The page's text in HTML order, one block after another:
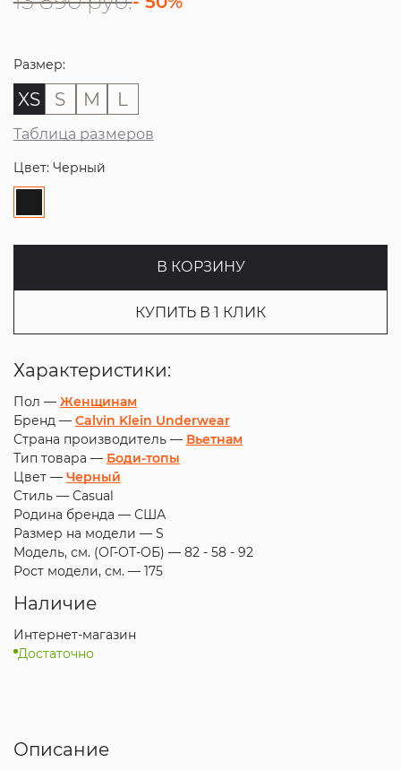
Размер:
XS S M L
Таблица размеров
Цвет: Черный
В КОРЗИНУ
КУПИТЬ В 1 КЛИК
Характеристики:
Пол — Женщинам
Бренд — Calvin Klein Underwear
Страна производитель — Вьетнам
Тип товара — Боди-топы
Цвет — Черный
Стиль — Casual
Родина бренда — США
Размер на модели — S
Модель, см. (ОГ-ОТ-ОБ) — 82 - 58 - 92
Рост модели, см. — 175
Наличие
Интернет-магазин
Достаточно
Описание